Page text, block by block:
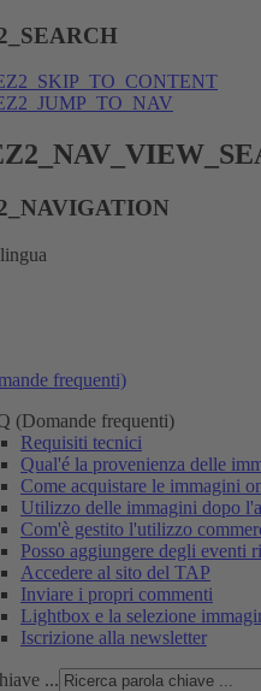
frequenti)
(Domande frequenti)
Requisiti tecnici
Qual'é la provenienza delle
Come acquistare le immagini
Utilizzo delle immagini dopo
Com'è gestito l'utilizzo
Posso aggiungere degli eventi
Accedere al sito del TAP
Inviare i propri commenti
Lightbox e la selezione
Iscrizione alla newsletter
...